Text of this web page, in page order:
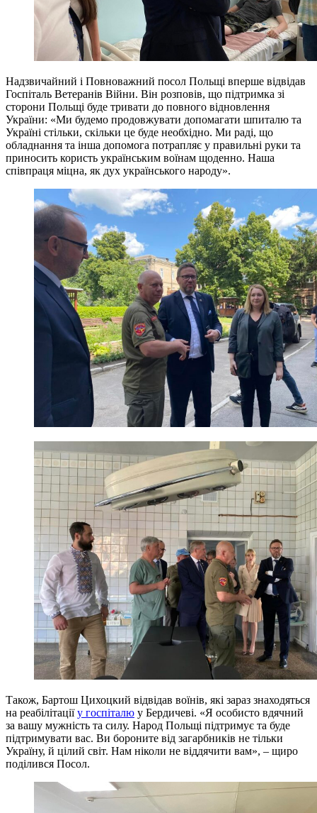
Надзвичайний і Повноважний посол Польщі вперше відвідав
Госпіталь Ветеранів Війни. Він розповів, що підтримка зі
сторони Польщі буде тривати до повного відновлення
України: «Ми будемо продовжувати допомагати шпиталю та
Україні стільки, скільки це буде необхідно. Ми раді, що
обладнання та інша допомога потрапляє у правильні руки та
приносить користь українським воїнам щоденно. Наша
співпраця міцна, як дух українського народу».
Також, Бартош Цихоцкий відвідав воїнів, які зараз знаходяться
на реабілітаціїу госпіталю у Бердичеві. «Я особисто вдячний
за вашу мужність та силу. Народ Польщі підтримує та буде
підтримувати вас. Ви бороните від загарбників не тільки
Україну, й цілий світ. Нам ніколи не віддячити вам», – щиро
поділився Посол.